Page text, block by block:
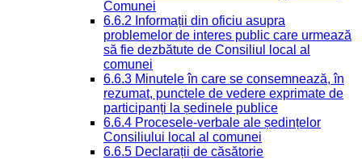
Comunei
6.6.2 Informații din oficiu asupra
problemelor de interes public care urmează
să fie dezbătute de Consiliul local al
comunei
6.6.3 Minutele în care se consemnează, în
rezumat, punctele de vedere exprimate de
participanți la ședinele publice
6.6.4 Procesele-verbale ale ședințelor
Consiliului local al comunei
6.6.5 Declarații de căsătorie